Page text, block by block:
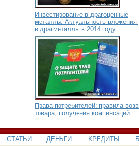
Инвестирование в драгоценные
металлы. Актуальность вложения
в драгметаллы в 2014 году
Права потребителей: правила
товара, получения компенсаций
СТАТЬИ ДЕНЬГИ КРЕДИТЫ